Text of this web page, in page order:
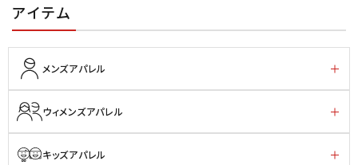
アイテム
メンズアパレル
ウィメンズアパレル
キッズアパレル